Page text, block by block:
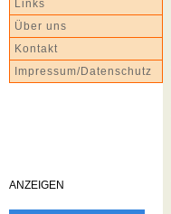
Links
Über uns
Kontakt
Impressum/Datenschutz
ANZEIGEN